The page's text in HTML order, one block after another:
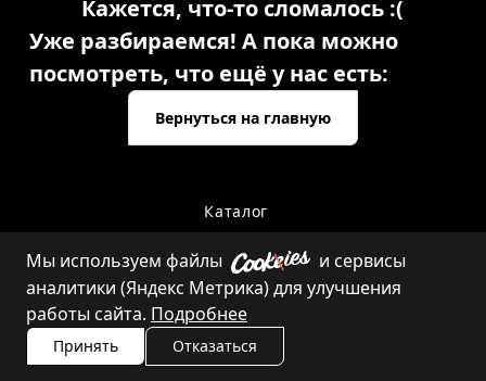
Кажется, что-то сломалось :(
Уже разбираемся! А пока можно
посмотреть, что ещё у нас есть:
Вернуться на главную
Каталог
Контакты
Мы используем файлы
и сервисы
аналитики (Яндекс Метрика) для улучшения
работы сайта. Подробнее
Принять Отказаться